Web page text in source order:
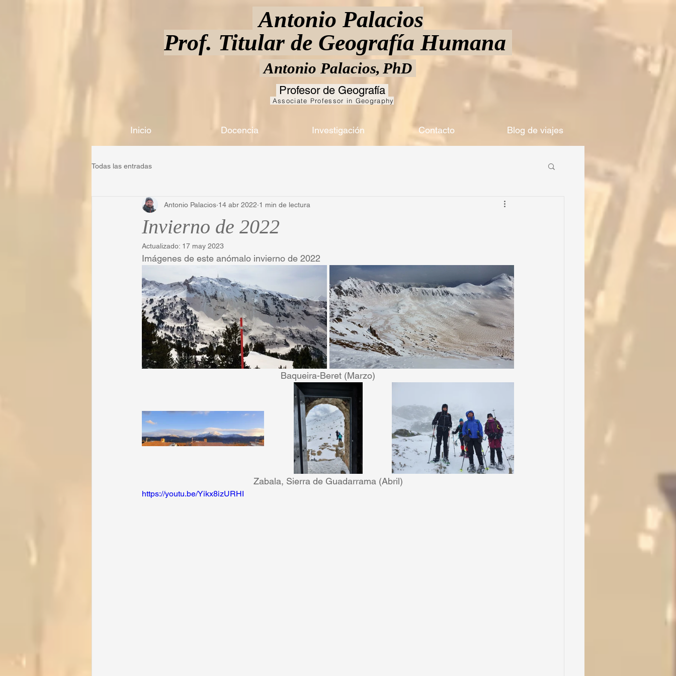
Profesor de Geografía
Associate Professor in Geography
Antonio Palacios
Prof. Titular de Geografía Humana
Antonio Palacios, PhD
Inicio Docencia Investigación Contacto Blog de viajes
Todas las entradas
Invierno de 2022
Antonio Palacios 14 abr 2022 1 min de lectura
Actualizado: 17 may 2023
Imágenes de este anómalo invierno de 2022
Baqueira-Beret (Marzo)
Zabala, Sierra de Guadarrama (Abril)
https://youtu.be/Yikx8izURHI